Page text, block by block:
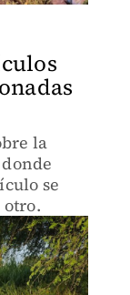
la
se
otro.